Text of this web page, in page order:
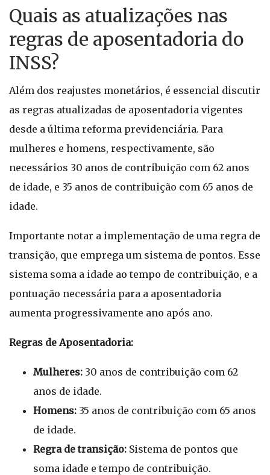
Quais as atualizações nas
regras de aposentadoria do
INSS?
Além dos reajustes monetários, é essencial discutir
as regras atualizadas de aposentadoria vigentes
desde a última reforma previdenciária. Para
mulheres e homens, respectivamente, são
necessários 30 anos de contribuição com 62 anos
de idade, e 35 anos de contribuição com 65 anos de
idade.
Importante notar a implementação de uma regra de
transição, que emprega um sistema de pontos. Esse
sistema soma a idade ao tempo de contribuição, e a
pontuação necessária para a aposentadoria
aumenta progressivamente ano após ano.
Regras de Aposentadoria:
Mulheres: 30 anos de contribuição com 62
anos de idade.
Homens: 35 anos de contribuição com 65 anos
de idade.
Regra de transição: Sistema de pontos que
soma idade e tempo de contribuição.